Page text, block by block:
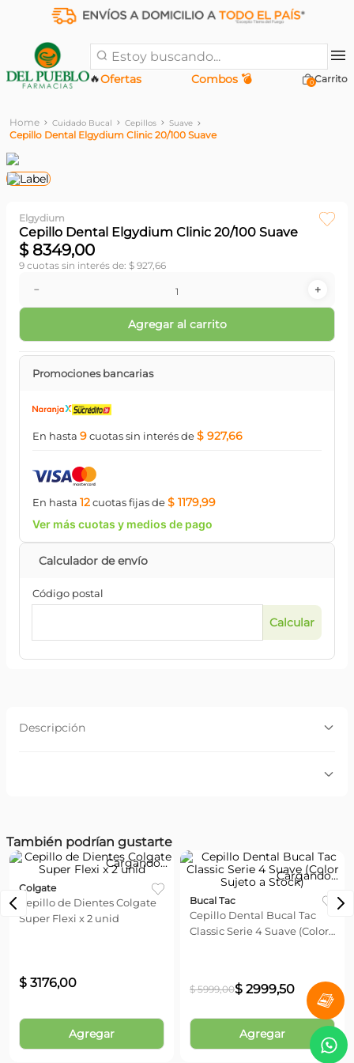
Estoy buscando...
Ofertas
🔥 Combos 💣 0
Cuidado Bucal Cepillos Suave
Cepillo Dental Elgydium Clinic 20/100 Suave
Elgydium
Cepillo Dental Elgydium Clinic 20/100 Suave
$ 8349,00
9 cuotas sin interés de: $ 927,66
＋
－
Agregar al carrito
Promociones bancarias
En hasta 9cuotassin interésde$ 927,66
En hasta 12cuotasfijasde$ 1179,99
Ver más cuotas y medios de pago
Código postal
Descripción
boca.
Más reciente Todos
También podrían gustarte
Cepillo de Dientes Colgate
Cepillo Dental Bucal Tac
Classic Serie 4 Suave (Color